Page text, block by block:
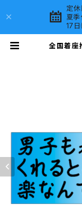
定休
夏
17
全国着座